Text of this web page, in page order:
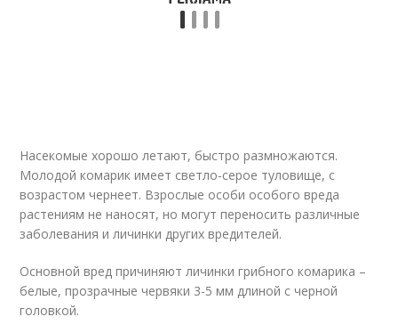
Насекомые хорошо летают, быстро размножаются.
Молодой комарик имеет светло-серое туловище, с
возрастом чернеет. Взрослые особи особого вреда
растениям не наносят, но могут переносить различные
заболевания и личинки других вредителей.
Основной вред причиняют личинки грибного комарика –
белые, прозрачные червяки 3-5 мм длиной с черной
головкой.